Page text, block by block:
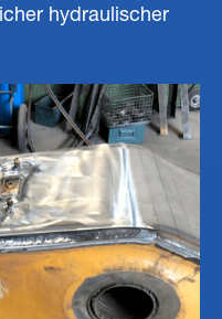
hydraulischer